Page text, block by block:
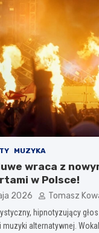
MUZYKA
wraca z
w Polsce!
2026 Tomasz
hipnotyzujący
alternatywnej.